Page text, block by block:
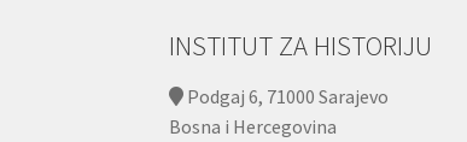
INSTITUT ZA HISTORIJU
Podgaj 6, 71000 Sarajevo
Bosna i Hercegovina